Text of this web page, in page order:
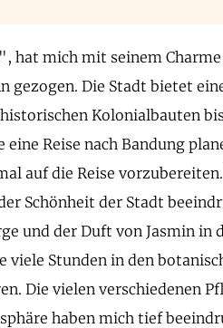
hat mich mit seinem
gezogen. Die Stadt bietet
Kolonialbauten
Reise nach Bandung
auf die Reise
Schönheit der Stadt
und der Duft von Jasmin in
viele Stunden in den
Die vielen verschiedenen
haben mich tief